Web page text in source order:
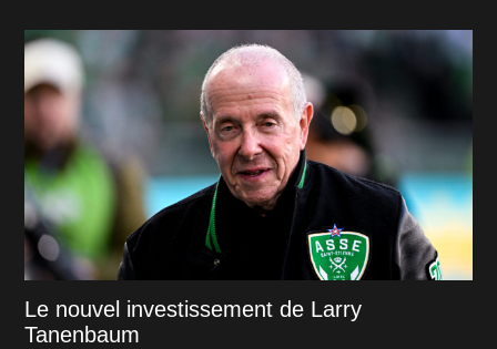
Le nouvel investissement de Larry
Tanenbaum